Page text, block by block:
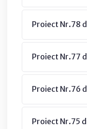
Proiect Nr.78
Proiect Nr.77
Proiect Nr.76
Proiect Nr.75